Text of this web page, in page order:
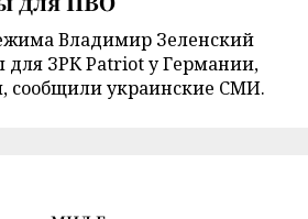
Владимир Зеленский
для ЗРК Patriot у Германии,
сообщили украинские СМИ.